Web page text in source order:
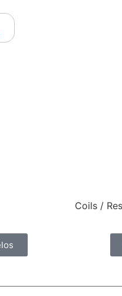
Coils /